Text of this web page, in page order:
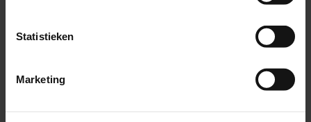
Statistieken
Marketing
Nathalie wil best even in haar glazen bol kijken: “Dan
kunnen rijden. Het is een mooie gedachte dat ProRail
hoe dan ook over een prachtig netwerk beschikt van